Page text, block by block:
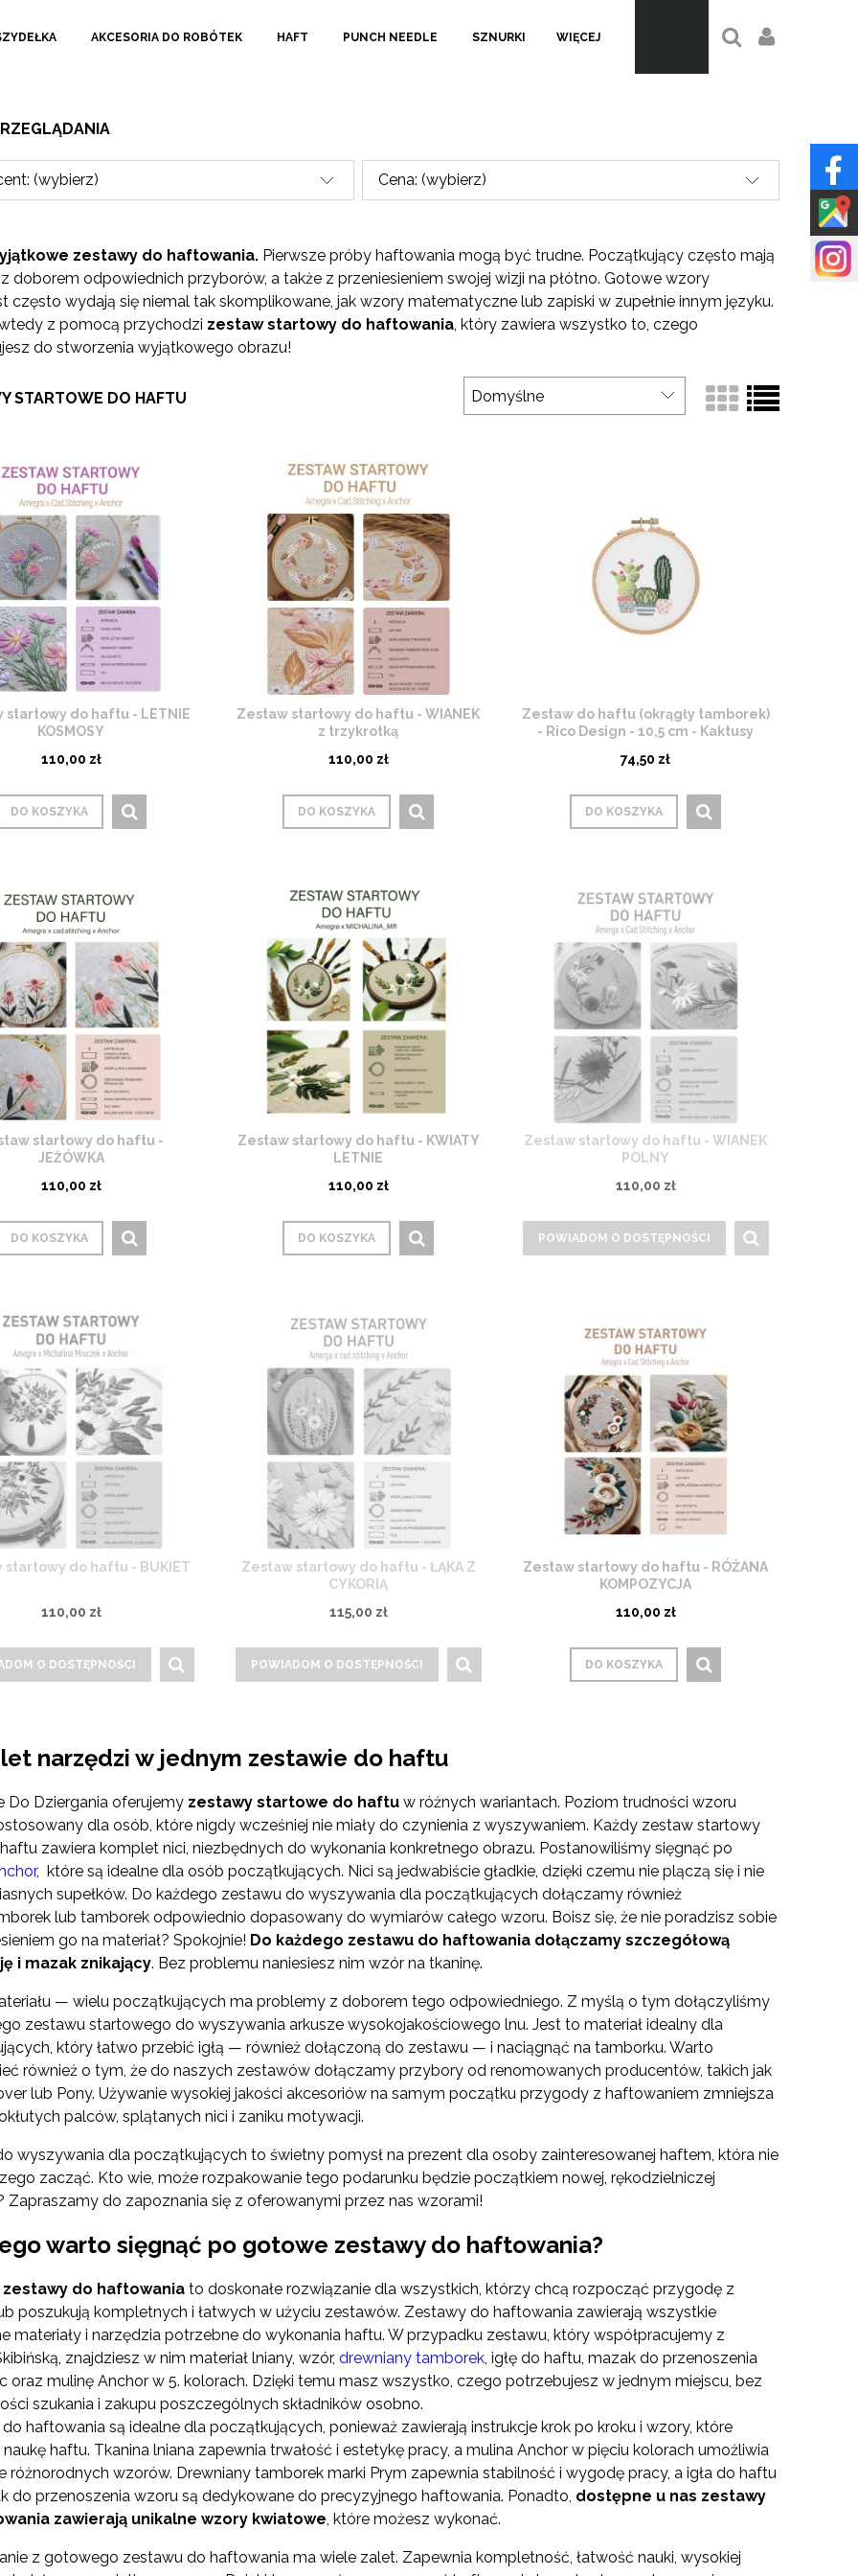
AKCESORIA DO ROBÓTEK HAFT PUNCH NEEDLE SZNURKI WIĘCEJ
(wybierz) Cena: (wybierz)
zestawy do haftowania. Pierwsze próby haftowania mogą być trudne. Początkujący często mają
doborem odpowiednich przyborów, a także z przeniesieniem swojej wizji na płótno. Gotowe wzory
często wydają się niemal tak skomplikowane, jak wzory matematyczne lub zapiski w zupełnie innym języku.
z pomocą przychodzi zestaw startowy do haftowania , który zawiera wszystko to, czego
do stworzenia wyjątkowego obrazu!
STARTOWE DO HAFTU
startowy do haftu - LETNIE
KOSMOSY
110,00 zł
DO KOSZYKA
Zestaw startowy do haftu - WIANEK
z trzykrotką
110,00 zł
DO KOSZYKA
Zestaw do haftu (okrągły tamborek)
- Rico Design - 10,5 cm - Kaktusy
74,50 zł
DO KOSZYKA
startowy do haftu -
JEŻÓWKA
110,00 zł
DO KOSZYKA
Zestaw startowy do haftu - KWIATY
LETNIE
110,00 zł
DO KOSZYKA
Zestaw startowy do haftu - WIANEK
POLNY
110,00 zł
POWIADOM O DOSTĘPNOŚCI
startowy do haftu - BUKIET
110,00 zł
O DOSTĘPNOŚCI
Zestaw startowy do haftu - ŁĄKA Z
CYKORIĄ
115,00 zł
POWIADOM O DOSTĘPNOŚCI
Zestaw startowy do haftu - RÓŻANA
KOMPOZYCJA
110,00 zł
DO KOSZYKA
narzędzi w jednym zestawie do haftu
Do Dziergania oferujemy zestawy startowe do haftu w różnych wariantach. Poziom trudności wzoru
dla osób, które nigdy wcześniej nie miały do czynienia z wyszywaniem. Każdy zestaw startowy
zawiera komplet nici, niezbędnych do wykonania konkretnego obrazu. Postanowiliśmy sięgnąć po
, które są idealne dla osób początkujących. Nici są jedwabiście gładkie, dzięki czemu nie plączą się i nie
supełków. Do każdego zestawu do wyszywania dla początkujących dołączamy również
lub tamborek odpowiednio dopasowany do wymiarów całego wzoru. Boisz się, że nie poradzisz sobie
go na materiał? Spokojnie! Do każdego zestawu do haftowania dołączamy szczegółową
i mazak znikający. Bez problemu naniesiesz nim wzór na tkaninę.
— wielu początkujących ma problemy z doborem tego odpowiedniego. Z myślą o tym dołączyliśmy
zestawu startowego do wyszywania arkusze wysokojakościowego lnu. Jest to materiał idealny dla
który łatwo przebić igłą — również dołączoną do zestawu — i naciągnąć na tamborku. Warto
również o tym, że do naszych zestawów dołączamy przybory od renomowanych producentów, takich jak
lub Pony. Używanie wysokiej jakości akcesoriów na samym początku przygody z haftowaniem zmniejsza
palców, splątanych nici i zaniku motywacji.
wyszywania dla początkujących to świetny pomysł na prezent dla osoby zainteresowanej haftem, która nie
zacząć. Kto wie, może rozpakowanie tego podarunku będzie początkiem nowej, rękodzielniczej
Zapraszamy do zapoznania się z oferowanymi przez nas wzorami!
warto sięgnąć po gotowe zestawy do haftowania?
do haftowania to doskonałe rozwiązanie dla wszystkich, którzy chcą rozpocząć przygodę z
poszukują kompletnych i łatwych w użyciu zestawów. Zestawy do haftowania zawierają wszystkie
materiały i narzędzia potrzebne do wykonania haftu. W przypadku zestawu, który współpracujemy z
znajdziesz w nim materiał lniany, wzór, drewniany tamborek, igłę do haftu, mazak do przenoszenia
oraz mulinę Anchor w 5. kolorach. Dzięki temu masz wszystko, czego potrzebujesz w jednym miejscu, bez
szukania i zakupu poszczególnych składników osobno.
haftowania są idealne dla początkujących, ponieważ zawierają instrukcje krok po kroku i wzory, które
naukę haftu. Tkanina lniana zapewnia trwałość i estetykę pracy, a mulina Anchor w pięciu kolorach umożliwia
różnorodnych wzorów. Drewniany tamborek marki Prym zapewnia stabilność i wygodę pracy, a igła do haftu
do przenoszenia wzoru są dedykowane do precyzyjnego haftowania. Ponadto, dostępne u nas zestawy
zawierają unikalne wzory kwiatowe, które możesz wykonać.
z gotowego zestawu do haftowania ma wiele zalet. Zapewnia kompletność, łatwość nauki, wysokiej